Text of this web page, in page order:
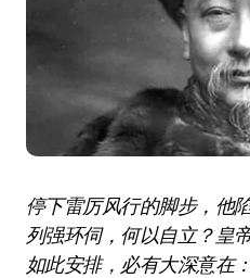
停下雷厉风行的脚步，他陷入对国家命运的沉思：
列强环伺，何以自立？皇
如此安排，必有大深意在